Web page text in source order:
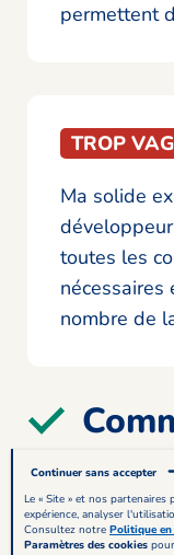
permettent
TROP
Ma solide
toutes les
nécessaires
nombre de
votre
La conclusion
axée sur votre
Continuer sans accepter
Le « Site » et nos
expérience, analyser
Consultez notre Politique
Paramètres des cookies